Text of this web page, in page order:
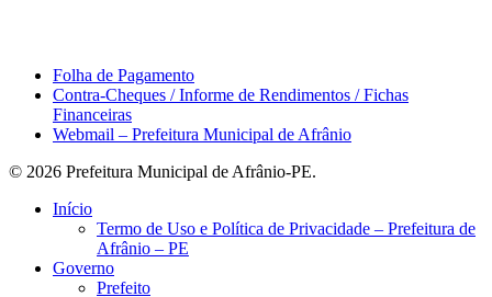
Folha de Pagamento
Contra-Cheques / Informe de Rendimentos / Fichas
Financeiras
Webmail – Prefeitura Municipal de Afrânio
© 2026 Prefeitura Municipal de Afrânio-PE.
Close
Início
Termo de Uso e Política de Privacidade – Prefeitura de
Afrânio – PE
Governo
Prefeito